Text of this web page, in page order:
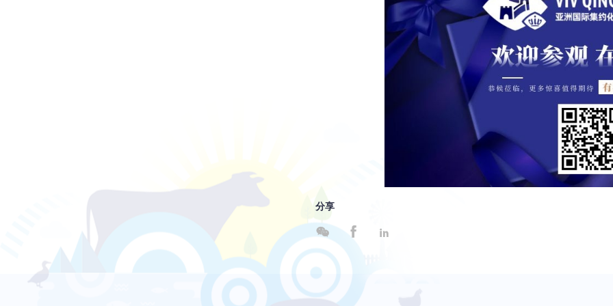
分享
  